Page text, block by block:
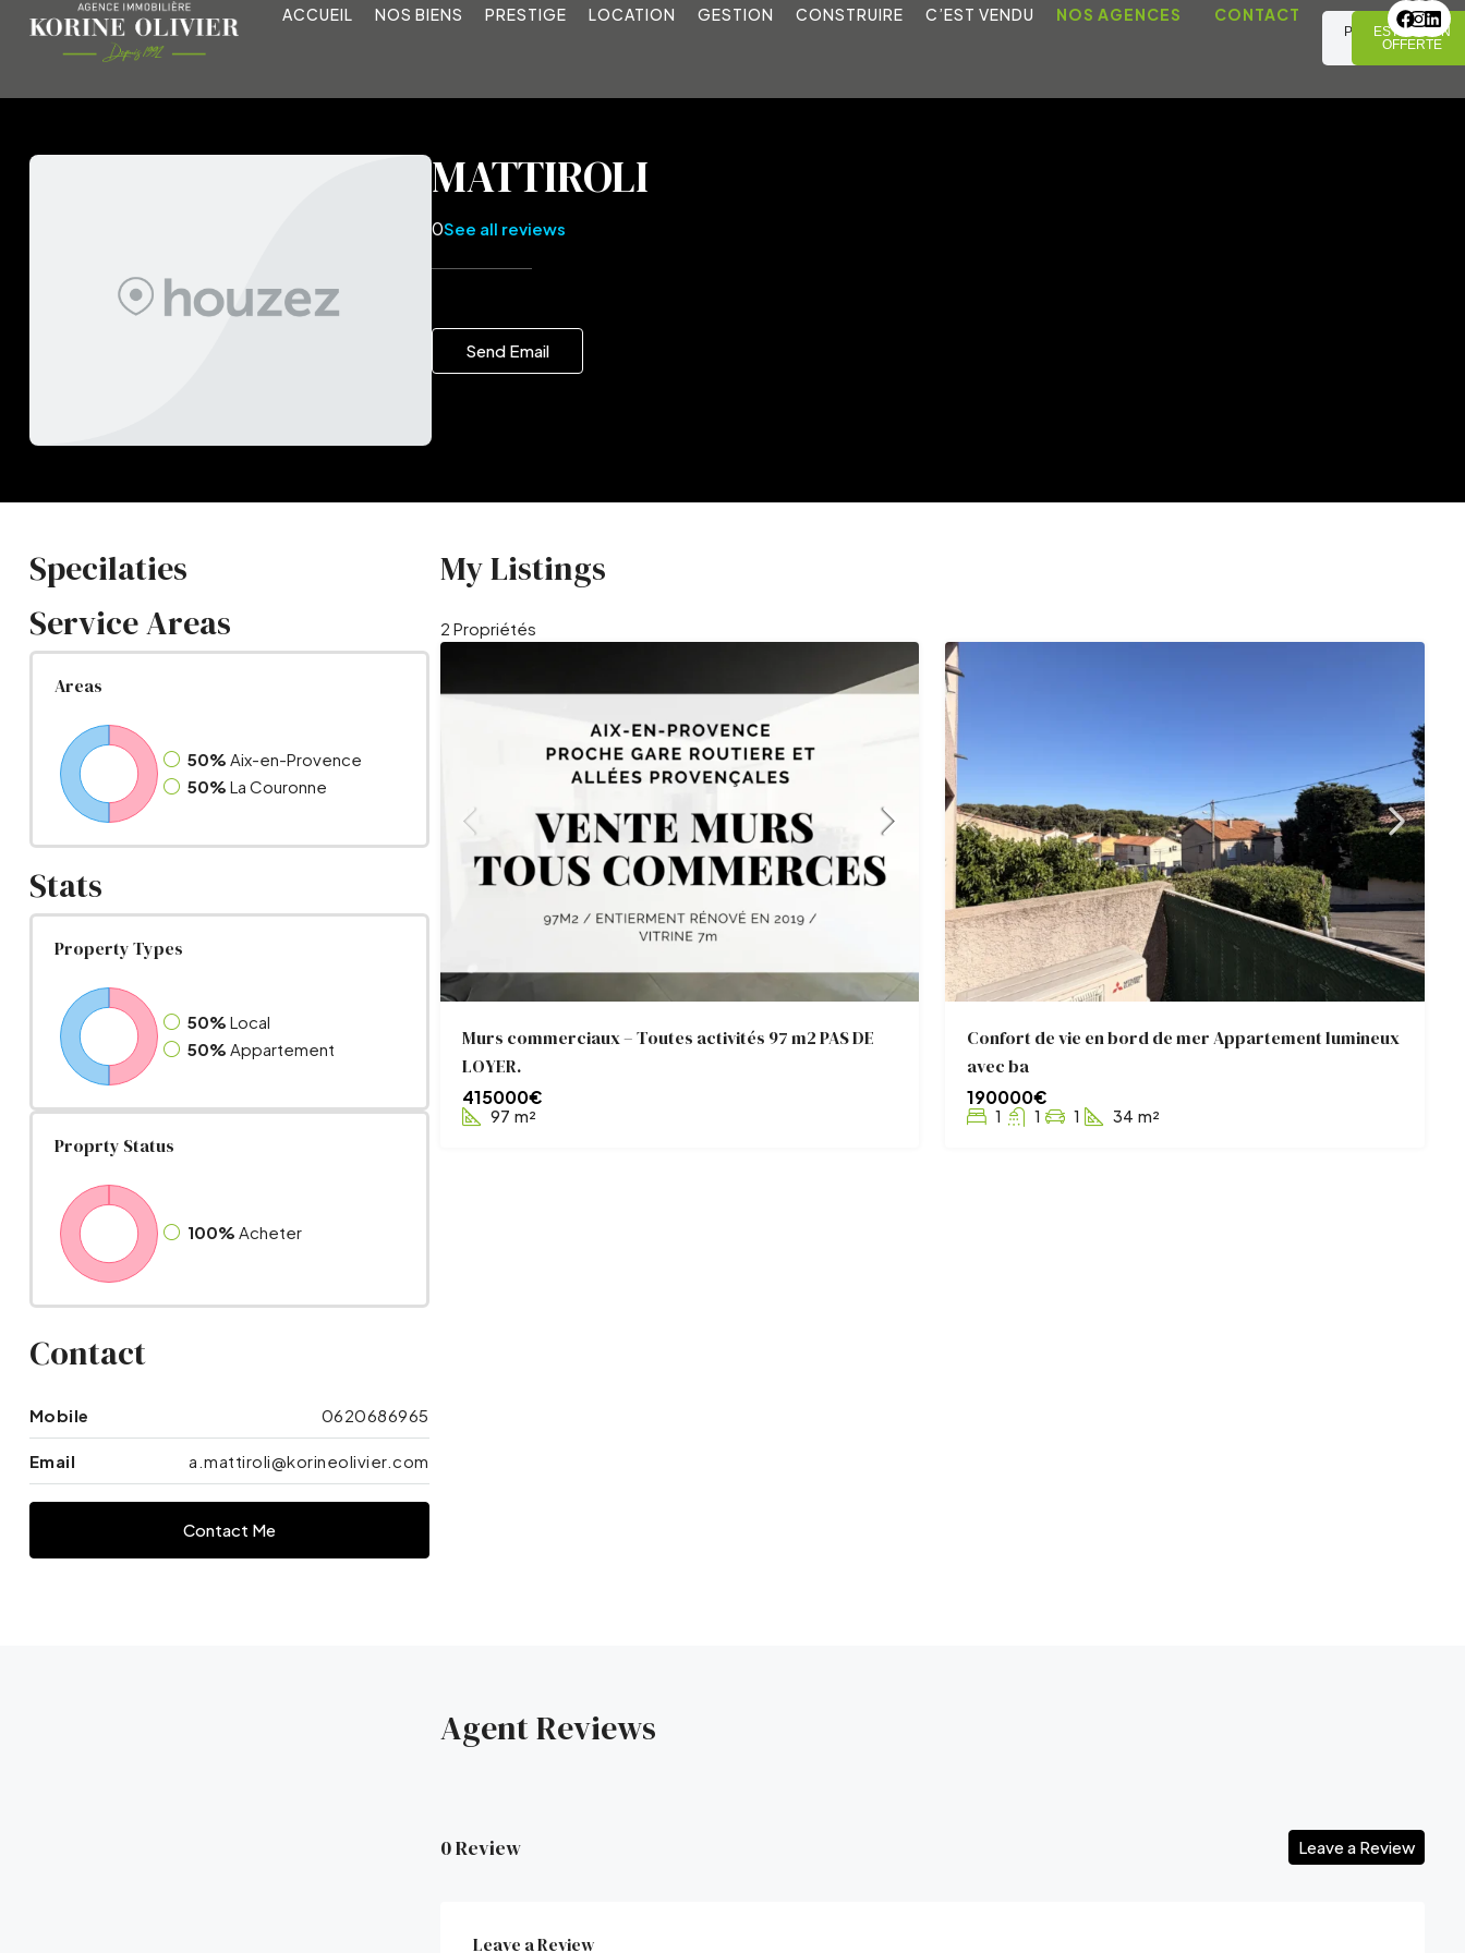
ACCUEIL NOS BIENS PRESTIGE LOCATION GESTION CONSTRUIRE C’EST VENDU NOS AGENCES CONTACT
PRENDRE
RDV
ESTIMATION
OFFERTE
MATTIROLI
0See all reviews
Send Email
Specilaties
Service Areas
Areas
50% Aix-en-Provence
50% La Couronne
Stats
Property Types
50% Local
50% Appartement
Proprty Status
100% Acheter
Contact
Mobile 0620686965
Email a.mattiroli@korineolivier.com
Contact Me
My Listings
2 Propriétés
Murs commerciaux – Toutes activités 97 m2 PAS DE
LOYER.
415000€
97 m²
Confort de vie en bord de mer Appartement lumineux
avec ba
190000€
1 1 1 34 m²
Agent Reviews
0 Review Leave a Review
Leave a Review